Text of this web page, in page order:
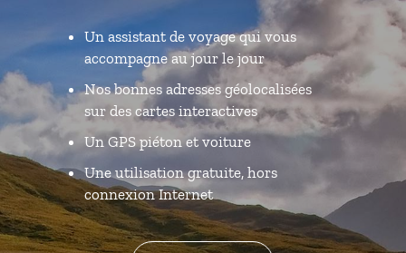
Un assistant de voyage qui vous
accompagne au jour le jour
Nos bonnes adresses géolocalisées
sur des cartes interactives
Un GPS piéton et voiture
Une utilisation gratuite, hors
connexion Internet